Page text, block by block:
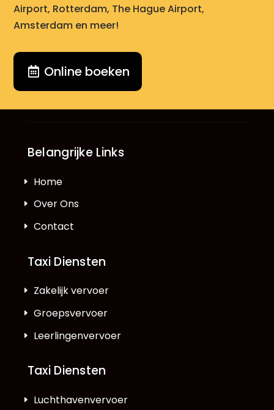
Airport, Rotterdam, The Hague Airport,
Amsterdam en meer!
Online boeken
Belangrijke Links
Home
Over Ons
Contact
Taxi Diensten
Zakelijk vervoer
Groepsvervoer
Leerlingenvervoer
Taxi Diensten
Luchthavenvervoer